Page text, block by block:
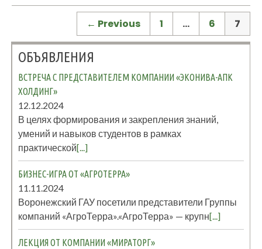
← Previous 1 … 6 7
ОБЪЯВЛЕНИЯ
ВСТРЕЧА С ПРЕДСТАВИТЕЛЕМ КОМПАНИИ «ЭКОНИВА-АПК
ХОЛДИНГ»
12.12.2024
В целях формирования и закрепления знаний,
умений и навыков студентов в рамках
практической[...]
БИЗНЕС-ИГРА ОТ «АГРОТЕРРА»
11.11.2024
Воронежский ГАУ посетили представители Группы
компаний «АгроТерра».«АгроТерра» — крупн[...]
ЛЕКЦИЯ ОТ КОМПАНИИ «МИРАТОРГ»